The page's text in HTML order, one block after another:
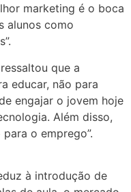
marketing é o boca
alunos como
que a
educar, não para
engajar o jovem hoje
Além disso,
o emprego”.
à introdução de